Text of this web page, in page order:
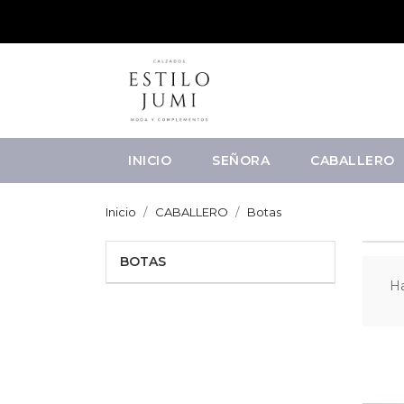
INICIO SEÑORA CABALLERO
Inicio CABALLERO Botas
BOTAS